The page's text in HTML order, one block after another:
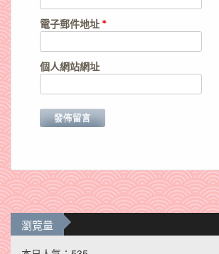
電子郵件地址 *
個人網站網址
瀏覽量